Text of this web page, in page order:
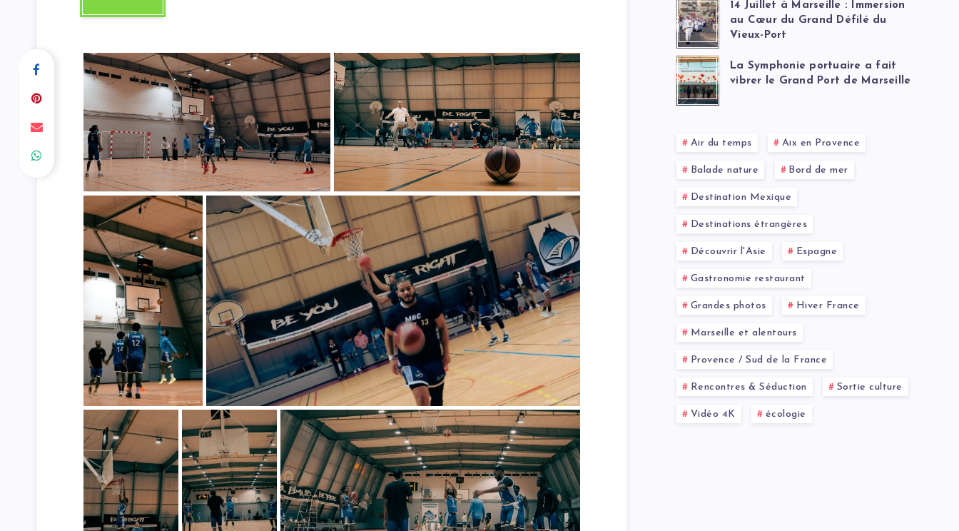
14 Juillet à Marseille : Immersion
au Cœur du Grand Défilé du
Vieux-Port
La Symphonie portuaire a fait
vibrer le Grand Port de Marseille
Air du temps Aix en Provence
Balade nature Bord de mer
Destination Mexique
Destinations étrangères
Découvrir l'Asie Espagne
Gastronomie restaurant
Grandes photos Hiver France
Marseille et alentours
Provence / Sud de la France
Rencontres & Séduction Sortie culture
Vidéo 4K écologie